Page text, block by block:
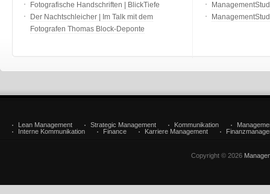
Fotografische Handschriften | BlickTiefe
Der Nachtschleicher | Im Talk mit dem
Fotografen Thomas Block-Deponte
Lean Management Strategic Management Kommunikation
Interne Kommunikation
Finance Karriere Management
Copyright © 2026